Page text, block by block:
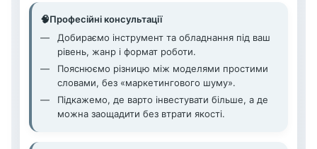
🧠Професійні консультації
Добираємо інструмент та обладнання під ваш
рівень, жанр і формат роботи.
Пояснюємо різницю між моделями простими
словами, без «маркетингового шуму».
Підкажемо, де варто інвестувати більше, а де
можна заощадити без втрати якості.